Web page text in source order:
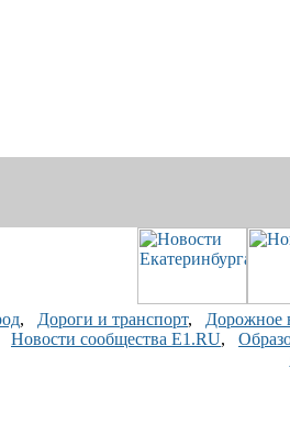
, Дороги и транспорт, Дорожное
Новости сообщества E1.RU,